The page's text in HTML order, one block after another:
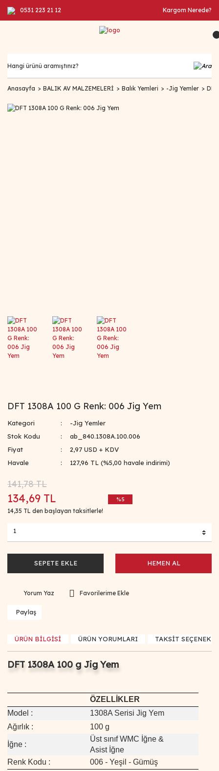
0531 223 21 12 Kargom Nerede?
Anasayfa BALIK AV MALZEMELERİ Balık Yemleri -Jig Yemler
DFT 1308A 100 G Renk: 006 Jig Yem
Kategori
-Jig Yemler
Stok Kodu
ab_840.1308A.100.006
Fiyat
2,97 USD + KDV
Havale
127,96 TL (%5,00 havale indirimi)
141,78 TL
134,69 TL
14,35 TL den başlayan taksitlerle!
%5
SEPETE EKLE HEMEN AL
Yorum Yaz
Paylaş
ÜRÜN BİLGİSİ ÜRÜN YORUMLARI TAKSİT
DFT 1308A 100 g Jig Yem
ÖZELLİKLER
Model :
1308A Serisi Jig Yem
Ağırlık :
100 g
İğne :
Üst sınıf WMC İğne &
Asist İğne
Renk Kodu :
006 - Yeşil - Gümüş